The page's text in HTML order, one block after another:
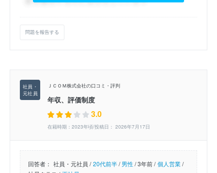
問題を報告する
ＪＣＯＭ株式会社の口コミ・評判
年収、評価制度
3.0
在籍時期：2023年頃/投稿日： 2026年7月17日
回答者： 社員・元社員 / 20代前半/男性/3年前 / 個人営業/